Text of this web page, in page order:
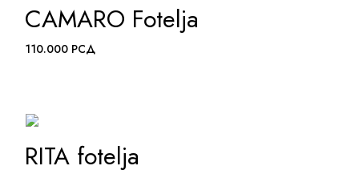
CAMARO Fotelja
110.000 РСД
RITA fotelja